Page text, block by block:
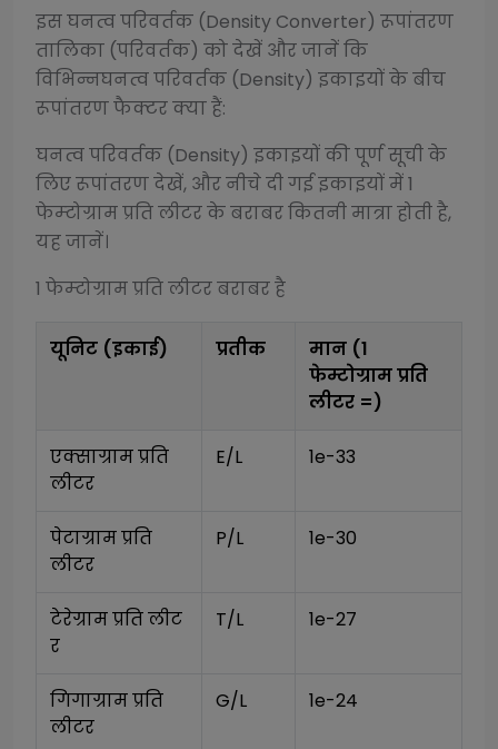
इसघनत्व परिवर्तक (Density Converter) रूपांतरण
तालिका (परिवर्तक) को देखें और जानें कि
विभिन्नघनत्व परिवर्तक (Density) इकाइयों के बीच
रूपांतरण फैक्टर क्या हैं:
घनत्व परिवर्तक (Density) इकाइयों की पूर्ण सूची के
लिए रूपांतरण देखें, और नीचे दी गई इकाइयों में 1
फेम्टोग्राम प्रति लीटरके बराबर कितनी मात्रा होती है,
यह जानें।
1 फेम्टोग्राम प्रति लीटरबराबर है
यूनिट (इकाई) प्रतीक
मान (1
फेम्टोग्राम प्रति
लीटर =)
एक्साग्राम प्रति
लीटर
E/L 1e-33
पेटाग्राम प्रति
लीटर
P/L 1e-30
टेरेग्राम प्रति लीट
र
T/L 1e-27
गिगाग्राम प्रति
लीटर
G/L 1e-24